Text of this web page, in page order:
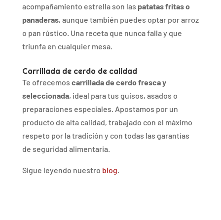
acompañamiento estrella son las patatasfritaso
panaderas, aunque también puedes optar porarroz
o pan rústico. Una receta que nuncafallay que
triunfa en cualquier mesa.
Carrillada de cerdo de calidad
Te ofrecemos carrilladade cerdofrescay
seleccionada, ideal paratus guisos, asados o
preparaciones especiales. Apostamos por un
producto de alta calidad, trabajado con el máximo
respeto por latradición y con todas las garantías
de seguridad alimentaria.
Sigue leyendo nuestro blog.